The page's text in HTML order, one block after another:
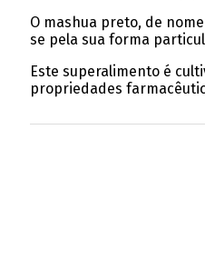
O mashua preto, de
se pela sua forma
Este superalimento é
propriedades